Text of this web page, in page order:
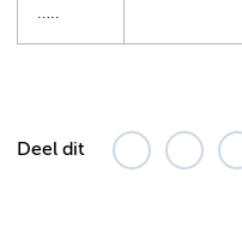
…..
Deel dit